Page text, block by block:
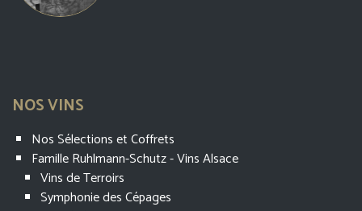
NOS VINS
Nos Sélections et Coffrets
Famille Ruhlmann-Schutz - Vins Alsace
Vins de Terroirs
Symphonie des Cépages